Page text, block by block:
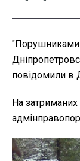
"Порушниками
повідомили в
На